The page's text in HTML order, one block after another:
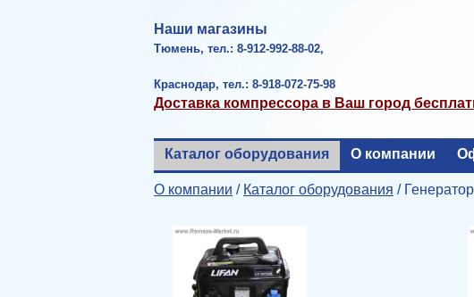
Наши магазины
Тюмень, тел.: 8-912-992-88-02,
Краснодар, тел.: 8-918-072-75-98
Доставка компрессора в Ваш город
Каталог оборудования О компании
О компании / Каталог оборудования /